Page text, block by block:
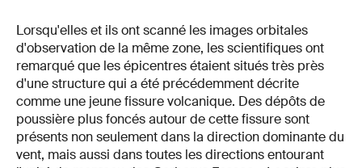
Lorsqu'elles et ils ont scanné les images orbitales
d'observation de la même zone, les scientifiques ont
remarqué que les épicentres étaient situés très près
d'une structure qui a été précédemment décrite
comme une jeune fissure volcanique. Des dépôts de
poussière plus foncés autour de cette fissure sont
présents non seulement dans la direction dominante du
vent, mais aussi dans toutes les directions entourant